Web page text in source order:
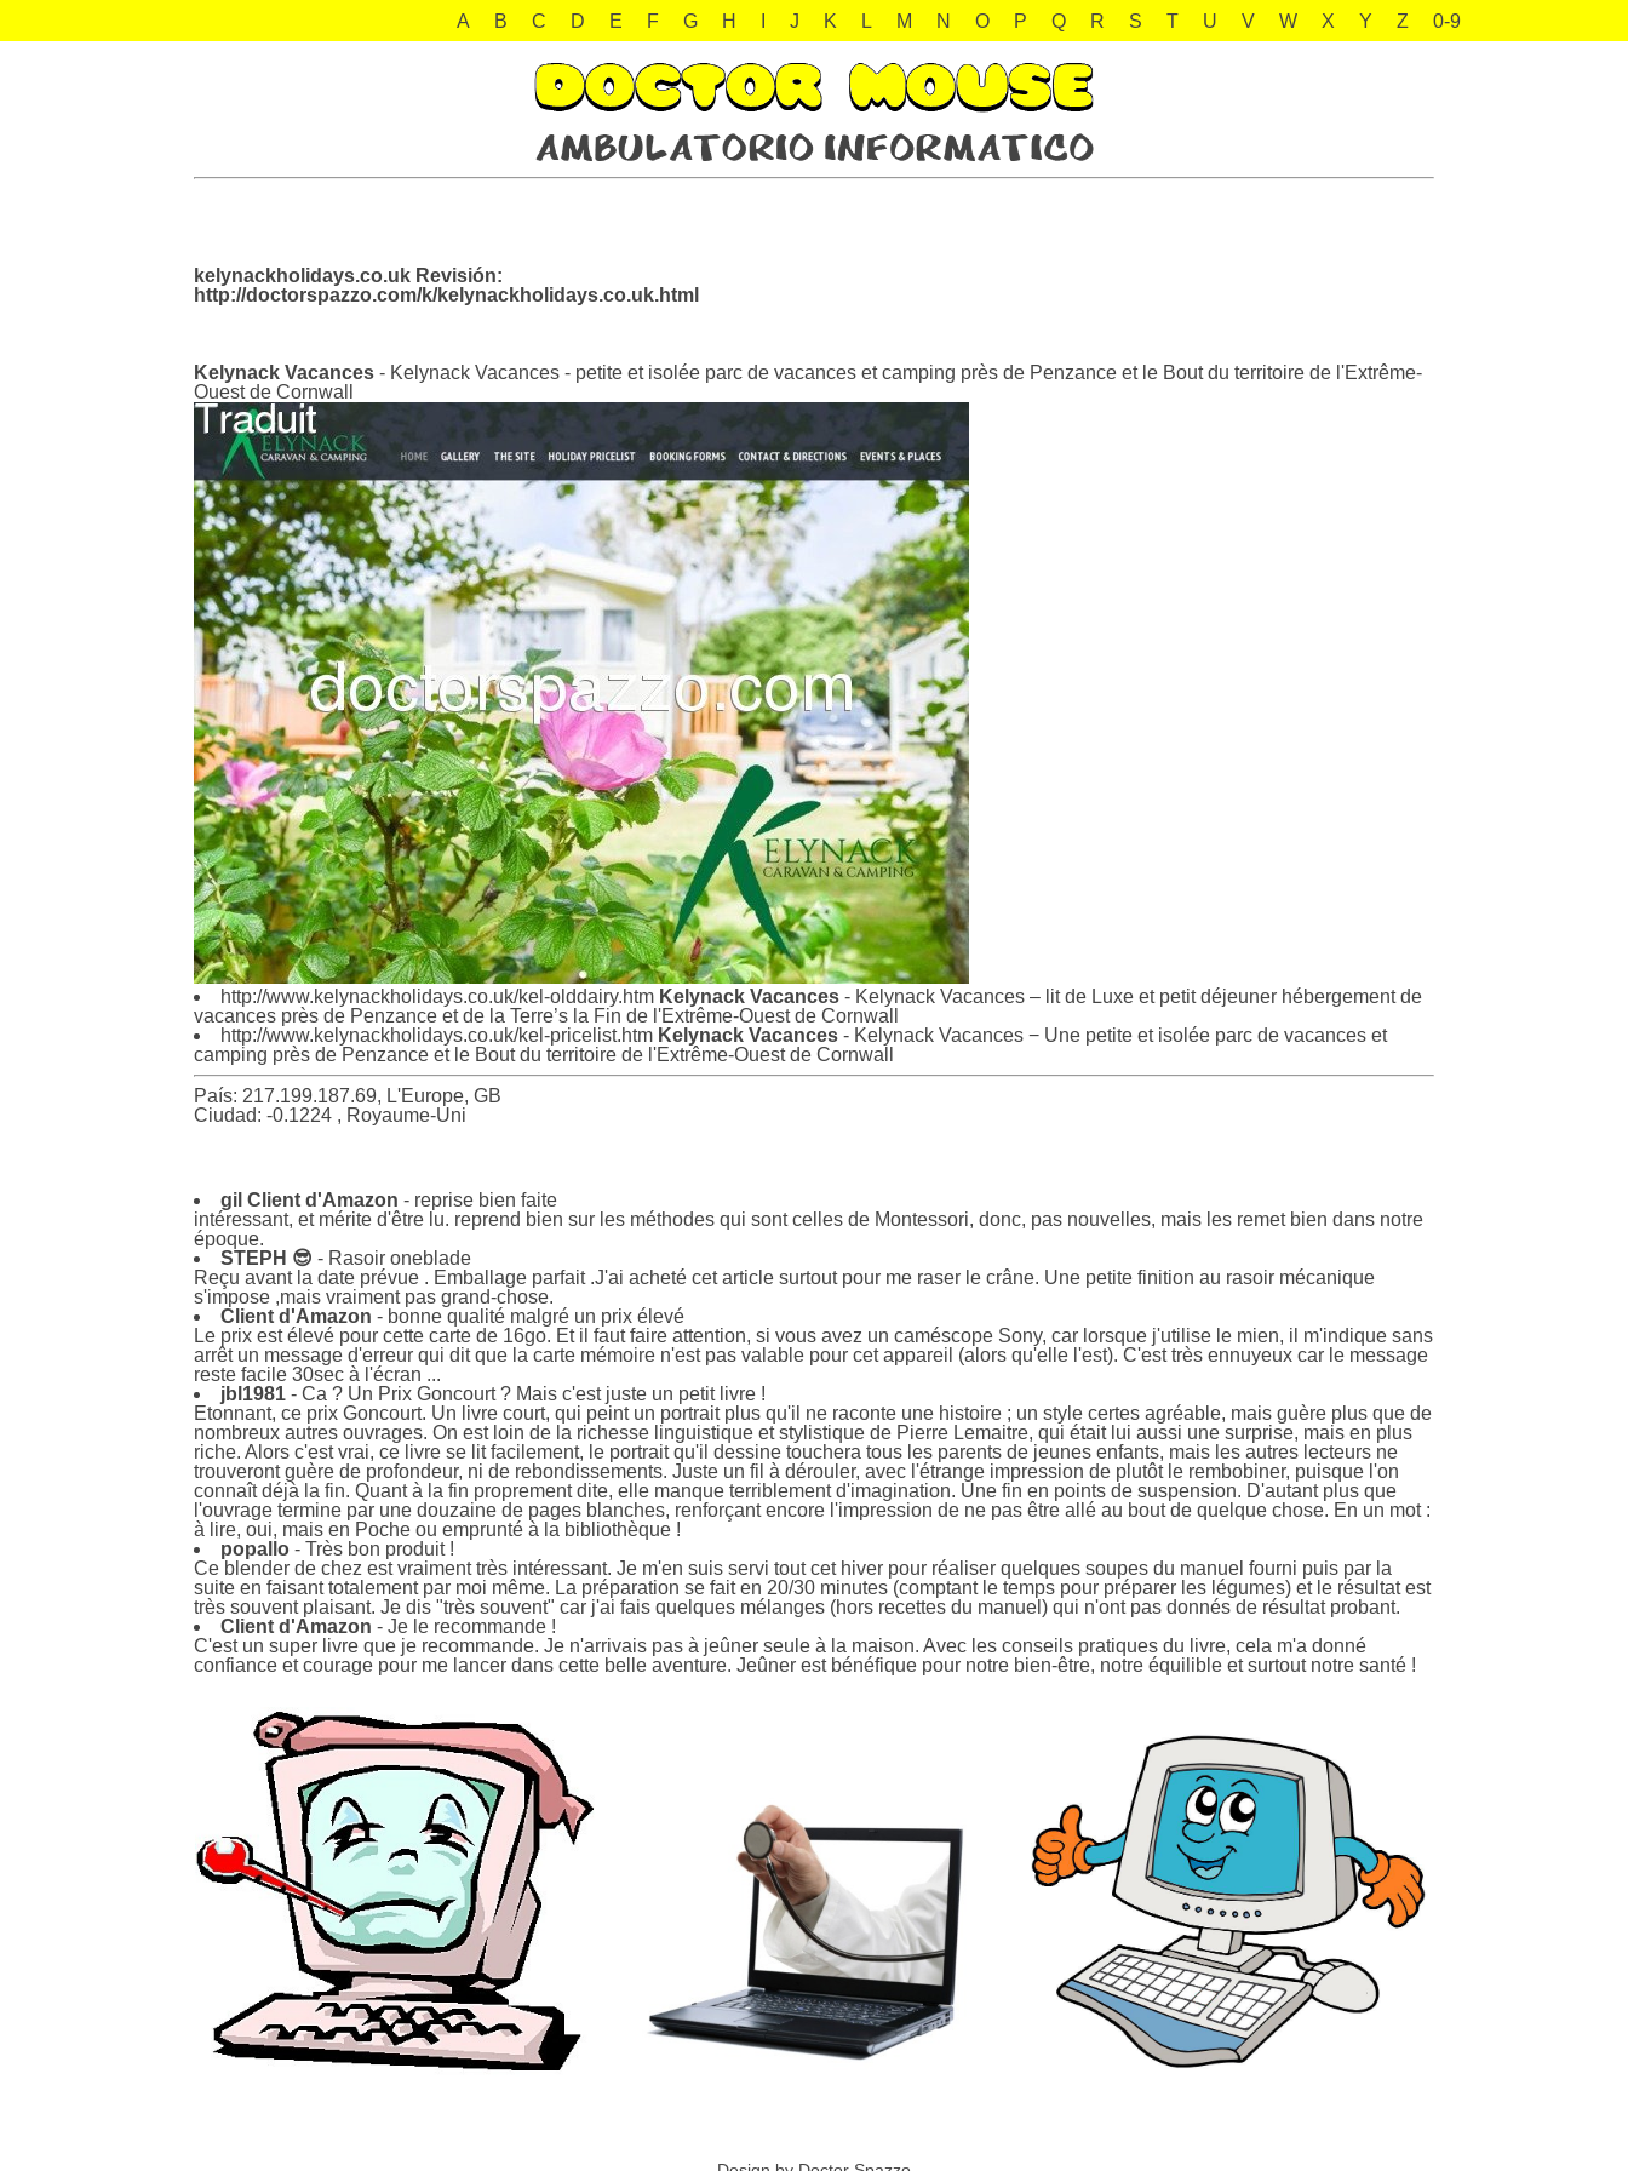
A B C D E F G H J K L M N O P Q R S T U V W X Y Z 0-9
kelynackholidays.co.uk Revisión:
http://doctorspazzo.com/k/kelynackholidays.co.uk.html
Kelynack Vacances - Kelynack Vacances - petite et isolée parc de vacances et camping près de Penzance et le Bout du territoire de l'Extrême-
Ouest de Cornwall
http://www.kelynackholidays.co.uk/kel-olddairy.htm Kelynack Vacances - Kelynack Vacances – lit de Luxe et petit déjeuner hébergement de
vacances près de Penzance et de la Terre’s la Fin de l'Extrême-Ouest de Cornwall
http://www.kelynackholidays.co.uk/kel-pricelist.htm Kelynack Vacances - Kelynack Vacances − Une petite et isolée parc de vacances et
camping près de Penzance et le Bout du territoire de l'Extrême-Ouest de Cornwall
País: 217.199.187.69, L'Europe, GB
Ciudad: -0.1224 , Royaume-Uni
gil Client d'Amazon - reprise bien faite
intéressant, et mérite d'être lu. reprend bien sur les méthodes qui sont celles de Montessori, donc, pas nouvelles, mais les remet bien dans notre
époque.
STEPH 😎 - Rasoir oneblade
Reçu avant la date prévue . Emballage parfait .J'ai acheté cet article surtout pour me raser le crâne. Une petite finition au rasoir mécanique
s'impose ,mais vraiment pas grand-chose.
Client d'Amazon - bonne qualité malgré un prix élevé
Le prix est élevé pour cette carte de 16go. Et il faut faire attention, si vous avez un caméscope Sony, car lorsque j'utilise le mien, il m'indique sans
arrêt un message d'erreur qui dit que la carte mémoire n'est pas valable pour cet appareil (alors qu'elle l'est). C'est très ennuyeux car le message
reste facile 30sec à l'écran ...
jbl1981 - Ca ? Un Prix Goncourt ? Mais c'est juste un petit livre !
Etonnant, ce prix Goncourt. Un livre court, qui peint un portrait plus qu'il ne raconte une histoire ; un style certes agréable, mais guère plus que de
nombreux autres ouvrages. On est loin de la richesse linguistique et stylistique de Pierre Lemaitre, qui était lui aussi une surprise, mais en plus
riche. Alors c'est vrai, ce livre se lit facilement, le portrait qu'il dessine touchera tous les parents de jeunes enfants, mais les autres lecteurs ne
trouveront guère de profondeur, ni de rebondissements. Juste un fil à dérouler, avec l'étrange impression de plutôt le rembobiner, puisque l'on
connaît déjà la fin. Quant à la fin proprement dite, elle manque terriblement d'imagination. Une fin en points de suspension. D'autant plus que
l'ouvrage termine par une douzaine de pages blanches, renforçant encore l'impression de ne pas être allé au bout de quelque chose. En un mot :
à lire, oui, mais en Poche ou emprunté à la bibliothèque !
popallo - Très bon produit !
Ce blender de chez est vraiment très intéressant. Je m'en suis servi tout cet hiver pour réaliser quelques soupes du manuel fourni puis par la
suite en faisant totalement par moi même. La préparation se fait en 20/30 minutes (comptant le temps pour préparer les légumes) et le résultat est
très souvent plaisant. Je dis "très souvent" car j'ai fais quelques mélanges (hors recettes du manuel) qui n'ont pas donnés de résultat probant.
Client d'Amazon - Je le recommande !
C'est un super livre que je recommande. Je n'arrivais pas à jeûner seule à la maison. Avec les conseils pratiques du livre, cela m'a donné
confiance et courage pour me lancer dans cette belle aventure. Jeûner est bénéfique pour notre bien-être, notre équilible et surtout notre santé !